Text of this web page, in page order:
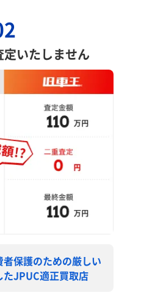
いたしません
保護のための厳しい
JPUC適正買取店